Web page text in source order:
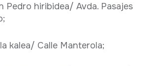
Pedro hiribidea/ Avda. Pasajes
kalea/ Calle Manterola;